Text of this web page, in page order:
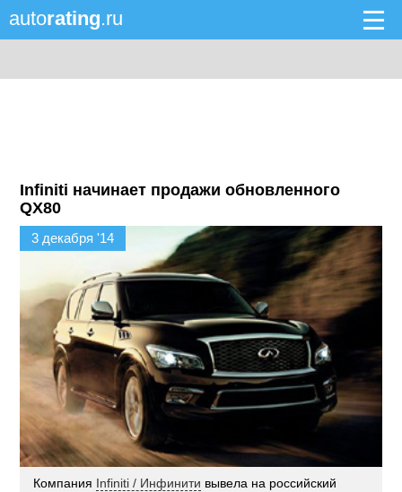
autorating.ru
Infiniti начинает продажи обновленного
QX80
3 декабря '14
Компания Infiniti / Инфинити вывела на российский